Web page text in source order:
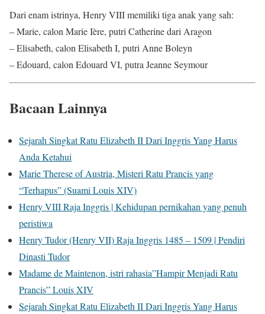
Dari enam istrinya, Henry VIII memiliki tiga anak yang sah:
– Marie, calon Marie Ière, putri Catherine dari Aragon
– Elisabeth, calon Elisabeth I, putri Anne Boleyn
– Edouard, calon Edouard VI, putra Jeanne Seymour
Bacaan Lainnya
Sejarah Singkat Ratu Elizabeth II Dari Inggris Yang Harus
Anda Ketahui
Marie Therese of Austria, Misteri Ratu Prancis yang
“Terhapus” (Suami Louis XIV)
Henry VIII Raja Inggris | Kehidupan pernikahan yang penuh
peristiwa
Henry Tudor (Henry VII) Raja Inggris 1485 – 1509 | Pendiri
Dinasti Tudor
Madame de Maintenon, istri rahasia”Hampir Menjadi Ratu
Prancis” Louis XIV
Sejarah Singkat Ratu Elizabeth II Dari Inggris Yang Harus